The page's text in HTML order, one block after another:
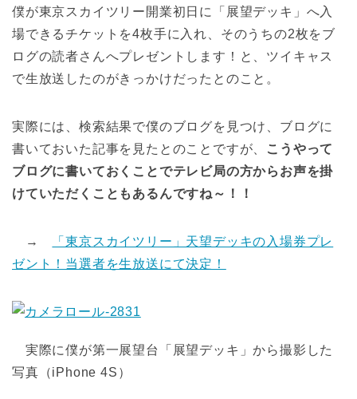
僕が東京スカイツリー開業初日に「展望デッキ」へ入
場できるチケットを4枚手に入れ、そのうちの2枚をブ
ログの読者さんへプレゼントします！と、ツイキャス
で生放送したのがきっかけだったとのこと。
実際には、検索結果で僕のブログを見つけ、ブログに
書いておいた記事を見たとのことですが、
こうやって
ブログに書いておくことでテレビ局の方からお声を掛
けていただくこともあるんですね～！！
→
「東京スカイツリー」天望デッキの入場券プレ
ゼント！当選者を生放送にて決定！
実際に僕が第一展望台「展望デッキ」から撮影した
写真（iPhone 4S）